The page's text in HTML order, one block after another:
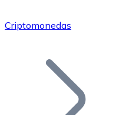
Únete a nuestra red de
Añade tu proyecto a
Criptomonedas